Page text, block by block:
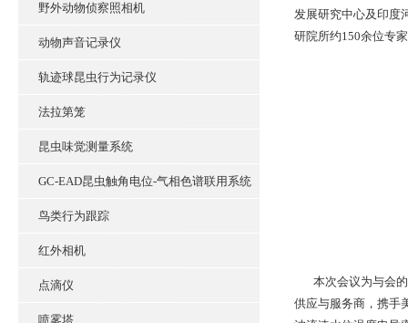
野外动物侦察照相机
动物声音记录仪
轨迹球昆虫行为记录仪
法拉第笼
昆虫味觉测量系统
GC-EAD昆虫触角电位-气相色谱联用系统
鸟类行为跟踪
红外相机
点滴仪
喷雾塔
发展研究中心及印度
研院所约150余位专
本次会议为与会的
供应与服务商，携手